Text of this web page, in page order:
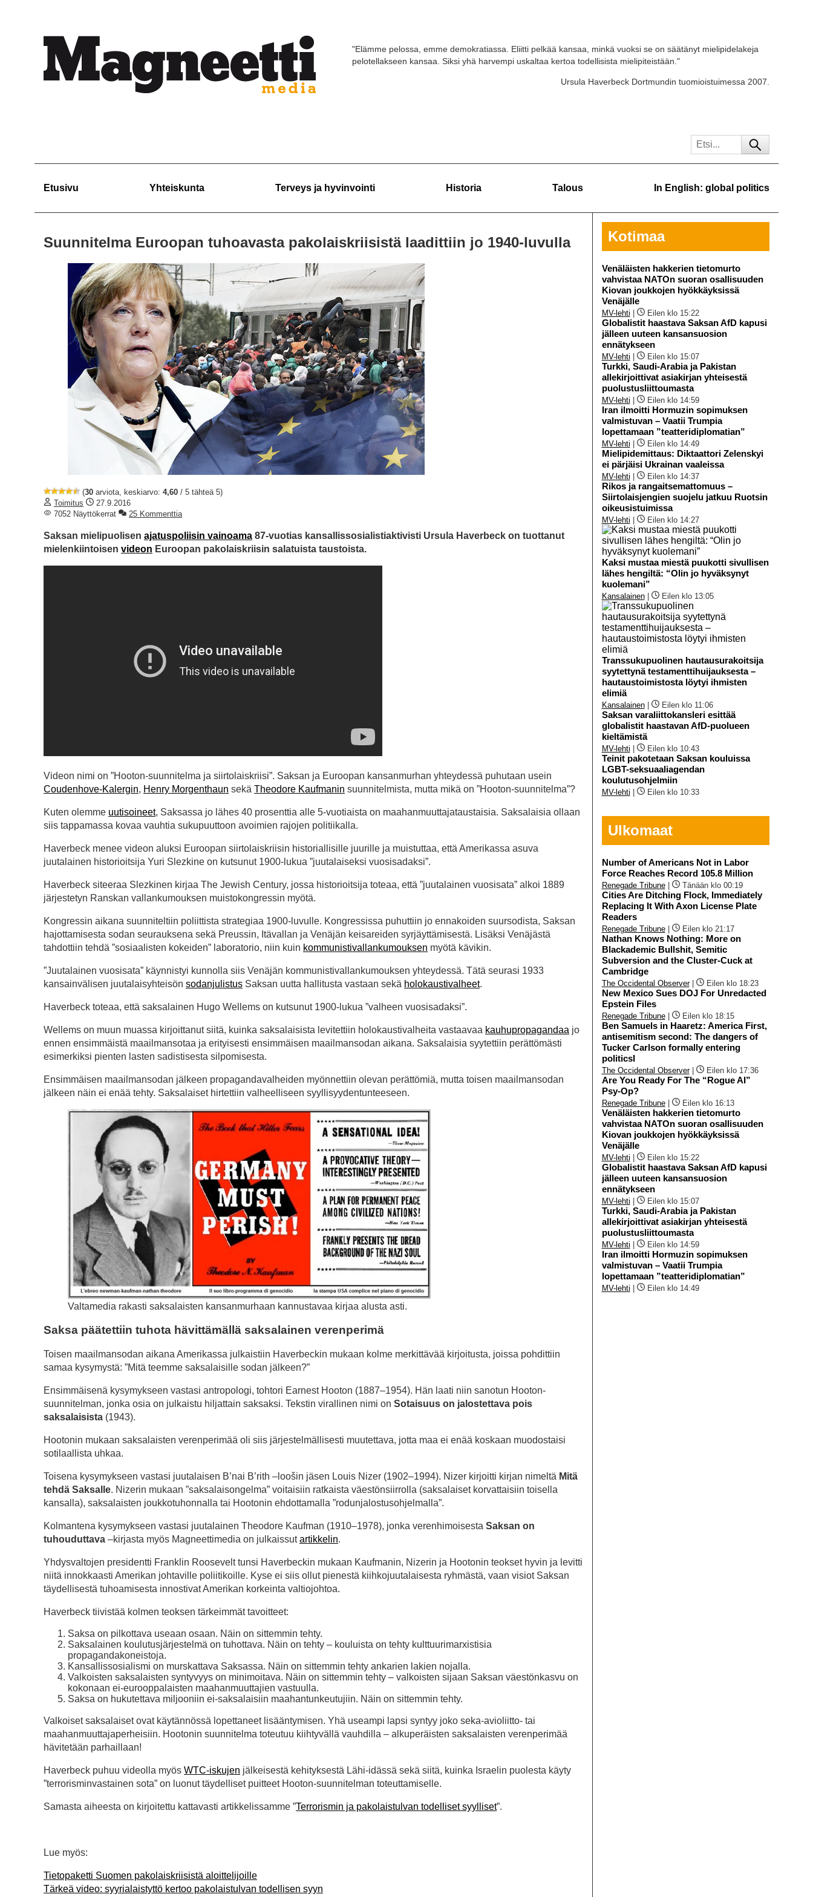
"Elämme pelossa, emme demokratiassa. Eliitti pelkää kansaa, minkä vuoksi se on säätänyt mielipidelakeja
pelotellakseen kansaa. Siksi yhä harvempi uskaltaa kertoa todellisista mielipiteistään."
Ursula Haverbeck Dortmundin tuomioistuimessa 2007.
Etusivu Yhteiskunta Terveys ja hyvinvointi Historia Talous In English: global politics
Suunnitelma Euroopan tuhoavasta pakolaiskriisistä laadittiin jo 1940-luvulla
(30 arviota, keskiarvo: 4,60 / 5 tähteä 5)
Toimitus
27.9.2016
7052 Näyttökerrat
25 Kommenttia
Saksan mielipuolisen ajatuspoliisin vainoama 87-vuotias kansallissosialistiaktivisti Ursula Haverbeck on tuottanut
mielenkiintoisen videon Euroopan pakolaiskriisin salatuista taustoista.
Videon nimi on ”Hooton-suunnitelma ja siirtolaiskriisi”. Saksan ja Euroopan kansanmurhan yhteydessä puhutaan usein
Coudenhove-Kalergin, Henry Morgenthaun sekä Theodore Kaufmanin suunnitelmista, mutta mikä on ”Hooton-suunnitelma”?
Kuten olemme uutisoineet, Saksassa jo lähes 40 prosenttia alle 5-vuotiaista on maahanmuuttajataustaisia. Saksalaisia ollaan
siis tappamassa kovaa vauhtia sukupuuttoon avoimien rajojen politiikalla.
Haverbeck menee videon aluksi Euroopan siirtolaiskriisin historiallisille juurille ja muistuttaa, että Amerikassa asuva
juutalainen historioitsija Yuri Slezkine on kutsunut 1900-lukua ”juutalaiseksi vuosisadaksi”.
Haverbeck siteeraa Slezkinen kirjaa The Jewish Century, jossa historioitsija toteaa, että ”juutalainen vuosisata” alkoi 1889
järjestetyn Ranskan vallankumouksen muistokongressin myötä.
Kongressin aikana suunniteltiin poliittista strategiaa 1900-luvulle. Kongressissa puhuttiin jo ennakoiden suursodista, Saksan
hajottamisesta sodan seurauksena sekä Preussin, Itävallan ja Venäjän keisareiden syrjäyttämisestä. Lisäksi Venäjästä
tahdottiin tehdä ”sosiaalisten kokeiden” laboratorio, niin kuin kommunistivallankumouksen myötä kävikin.
”Juutalainen vuosisata” käynnistyi kunnolla siis Venäjän kommunistivallankumouksen yhteydessä. Tätä seurasi 1933
kansainvälisen juutalaisyhteisön sodanjulistus Saksan uutta hallitusta vastaan sekä holokaustivalheet.
Haverbeck toteaa, että saksalainen Hugo Wellems on kutsunut 1900-lukua ”valheen vuosisadaksi”.
Wellems on muun muassa kirjoittanut siitä, kuinka saksalaisista levitettiin holokaustivalheita vastaavaa kauhupropagandaa jo
ennen ensimmäistä maailmansotaa ja erityisesti ensimmäisen maailmansodan aikana. Saksalaisia syytettiin perättömästi
esimerkiksi pienten lasten sadistisesta silpomisesta.
Ensimmäisen maailmansodan jälkeen propagandavalheiden myönnettiin olevan perättömiä, mutta toisen maailmansodan
jälkeen näin ei enää tehty. Saksalaiset hirtettiin valheelliseen syyllisyydentunteeseen.
Valtamedia rakasti saksalaisten kansanmurhaan kannustavaa kirjaa alusta asti.
Saksa päätettiin tuhota hävittämällä saksalainen verenperimä
Toisen maailmansodan aikana Amerikassa julkaistiin Haverbeckin mukaan kolme merkittävää kirjoitusta, joissa pohdittiin
samaa kysymystä: ”Mitä teemme saksalaisille sodan jälkeen?”
Ensimmäisenä kysymykseen vastasi antropologi, tohtori Earnest Hooton (1887–1954). Hän laati niin sanotun Hooton-
suunnitelman, jonka osia on julkaistu hiljattain saksaksi. Tekstin virallinen nimi on Sotaisuus on jalostettava pois
saksalaisista (1943).
Hootonin mukaan saksalaisten verenperimää oli siis järjestelmällisesti muutettava, jotta maa ei enää koskaan muodostaisi
sotilaallista uhkaa.
Toisena kysymykseen vastasi juutalaisen B’nai B’rith –loošin jäsen Louis Nizer (1902–1994). Nizer kirjoitti kirjan nimeltä Mitä
tehdä Saksalle. Nizerin mukaan ”saksalaisongelma” voitaisiin ratkaista väestönsiirrolla (saksalaiset korvattaisiin toisella
kansalla), saksalaisten joukkotuhonnalla tai Hootonin ehdottamalla ”rodunjalostusohjelmalla”.
Kolmantena kysymykseen vastasi juutalainen Theodore Kaufman (1910–1978), jonka verenhimoisesta Saksan on
tuhouduttava –kirjasta myös Magneettimedia on julkaissutartikkelin.
Yhdysvaltojen presidentti Franklin Roosevelt tunsi Haverbeckin mukaan Kaufmanin, Nizerin ja Hootonin teokset hyvin ja levitti
niitä innokkaasti Amerikan johtaville poliitikoille. Kyse ei siis ollut pienestä kiihkojuutalaisesta ryhmästä, vaan visiot Saksan
täydellisestä tuhoamisesta innostivat Amerikan korkeinta valtiojohtoa.
Haverbeck tiivistää kolmen teoksen tärkeimmät tavoitteet:
Saksa on pilkottava useaan osaan. Näin on sittemmin tehty.
Saksalainen koulutusjärjestelmä on tuhottava. Näin on tehty – kouluista on tehty kulttuurimarxistisia
propagandakoneistoja.
Kansallissosialismi on murskattava Saksassa. Näin on sittemmin tehty ankarien lakien nojalla.
Valkoisten saksalaisten syntyvyys on minimoitava. Näin on sittemmin tehty – valkoisten sijaan Saksan väestönkasvu on
kokonaan ei-eurooppalaisten maahanmuuttajien vastuulla.
Saksa on hukutettava miljooniin ei-saksalaisiin maahantunkeutujiin. Näin on sittemmin tehty.
Valkoiset saksalaiset ovat käytännössä lopettaneet lisääntymisen. Yhä useampi lapsi syntyy joko seka-avioliitto- tai
maahanmuuttajaperheisiin. Hootonin suunnitelma toteutuu kiihtyvällä vauhdilla – alkuperäisten saksalaisten verenperimää
hävitetään parhaillaan!
Haverbeck puhuu videolla myös WTC-iskujen jälkeisestä kehityksestä Lähi-idässä sekä siitä, kuinka Israelin puolesta käyty
”terrorisminvastainen sota” on luonut täydelliset puitteet Hooton-suunnitelman toteuttamiselle.
Samasta aiheesta on kirjoitettu kattavasti artikkelissamme ”Terrorismin ja pakolaistulvan todelliset syylliset”.
Lue myös:
Tietopaketti Suomen pakolaiskriisistä aloittelijoille
Tärkeä video: syyrialaistyttö kertoo pakolaistulvan todellisen syyn
Kotimaa
Venäläisten hakkerien tietomurto
vahvistaa NATOn suoran osallisuuden
Kiovan joukkojen hyökkäyksissä
Venäjälle
MV-lehti Eilen klo 15:22
Globalistit haastava Saksan AfD kapusi
jälleen uuteen kansansuosion
ennätykseen
MV-lehti Eilen klo 15:07
Turkki, Saudi-Arabia ja Pakistan
allekirjoittivat asiakirjan yhteisestä
puolustusliittoumasta
MV-lehti Eilen klo 14:59
Iran ilmoitti Hormuzin sopimuksen
valmistuvan – Vaatii Trumpia
lopettamaan ”teatteridiplomatian”
MV-lehti Eilen klo 14:49
Mielipidemittaus: Diktaattori Zelenskyi
ei pärjäisi Ukrainan vaaleissa
MV-lehti Eilen klo 14:37
Rikos ja rangaitsemattomuus –
Siirtolaisjengien suojelu jatkuu Ruotsin
oikeusistuimissa
MV-lehti Eilen klo 14:27
Kaksi mustaa miestä puukotti sivullisen
lähes hengiltä: “Olin jo hyväksynyt
kuolemani”
Kansalainen| Eilen klo 13:05
Transsukupuolinen hautausurakoitsija
syytettynä testamenttihuijauksesta –
hautaustoimistosta löytyi ihmisten
elimiä
Kansalainen| Eilen klo 11:06
Saksan varaliittokansleri esittää
globalistit haastavan AfD-puolueen
kieltämistä
MV-lehti Eilen klo 10:43
Teinit pakotetaan Saksan kouluissa
LGBT-seksuaaliagendan
koulutusohjelmiin
MV-lehti Eilen klo 10:33
Ulkomaat
Number of Americans Not in Labor
Force Reaches Record 105.8 Million
Renegade Tribune| Tänään klo 00:19
Cities Are Ditching Flock, Immediately
Replacing It With Axon License Plate
Readers
Renegade Tribune| Eilen klo 21:17
Nathan Knows Nothing: More on
Blackademic Bullshit, Semitic
Subversion and the Cluster-Cuck at
Cambridge
The Occidental Observer| Eilen klo 18:23
New Mexico Sues DOJ For Unredacted
Epstein Files
Renegade Tribune| Eilen klo 18:15
Ben Samuels in Haaretz: America First,
antisemitism second: The dangers of
Tucker Carlson formally entering
politicsI
The Occidental Observer| Eilen klo 17:36
Are You Ready For The “Rogue AI”
Psy-Op?
Renegade Tribune| Eilen klo 16:13
Venäläisten hakkerien tietomurto
vahvistaa NATOn suoran osallisuuden
Kiovan joukkojen hyökkäyksissä
Venäjälle
MV-lehti Eilen klo 15:22
Globalistit haastava Saksan AfD kapusi
jälleen uuteen kansansuosion
ennätykseen
MV-lehti Eilen klo 15:07
Turkki, Saudi-Arabia ja Pakistan
allekirjoittivat asiakirjan yhteisestä
puolustusliittoumasta
MV-lehti Eilen klo 14:59
Iran ilmoitti Hormuzin sopimuksen
valmistuvan – Vaatii Trumpia
lopettamaan ”teatteridiplomatian”
MV-lehti Eilen klo 14:49